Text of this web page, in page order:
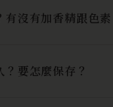
有沒有加香精跟色素
？要怎麼保存？